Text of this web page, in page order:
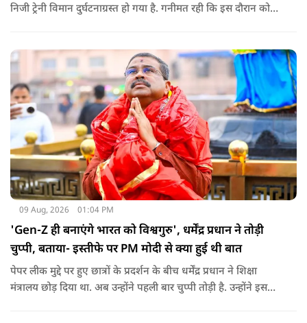
निजी ट्रेनी विमान दुर्घटनाग्रस्त हो गया है. गनीमत रही कि इस दौरान कोई
09 Aug, 2026 01:04 PM
'Gen-Z ही बनाएंगे भारत को विश्वगुरु', धर्मेंद्र प्रधान ने तोड़ी
चुप्पी, बताया- इस्तीफे पर PM मोदी से क्या हुई थी बात
पेपर लीक मुद्दे पर हुए छात्रों के प्रदर्शन के बीच धर्मेंद्र प्रधान ने शिक्षा
मंत्रालय छोड़ दिया था. अब उन्होंने पहली बार चुप्पी तोड़ी है. उन्होंने इस